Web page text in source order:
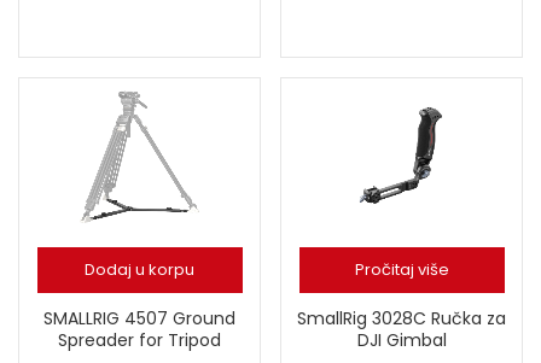
Dodaj u korpu
SMALLRIG 4507 Ground
Spreader for Tripod
Pročitaj više
SmallRig 3028C Ručka za
DJI Gimbal